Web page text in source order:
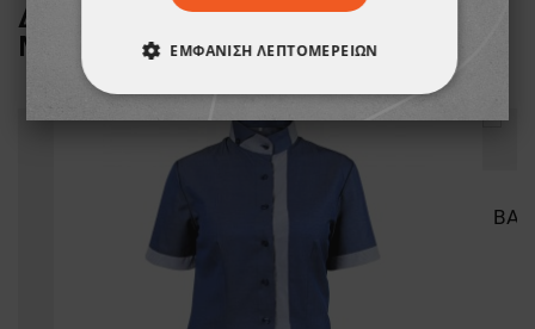
ΔΕΙΤΕ ΠΕΡΙΣΣΟΤΕΡΑ ΑΠΟ ΤΗ
ΜΑΡΚΑ
BEUNIQUE
ΕΜΦΆΝΙΣΗ ΛΕΠΤΟΜΕΡΕΙΏΝ
ΑΠΟΛΎΤΩΣ ΑΠΑΡΑΊΤΗΤΑ
ΑΠΌΔΟΣΗΣ ΣΤΌΧΕΥΣΗΣ
ΛΕΙΤΟΥΡΓΙΚΌΤΗΤΑΣ
ΜΗ ΤΑΞΙΝΟΜΗΜΈΝΑ